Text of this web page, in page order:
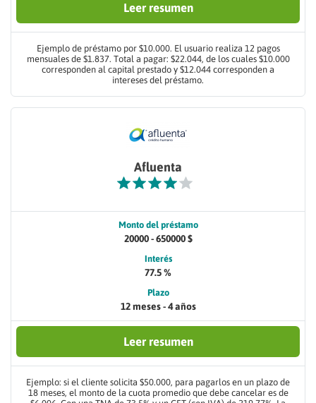
Leer resumen
Ejemplo de préstamo por $10.000. El usuario realiza 12 pagos
mensuales de $1.837. Total a pagar: $22.044, de los cuales $10.000
corresponden al capital prestado y $12.044 corresponden a
intereses del préstamo.
Afluenta
Monto del préstamo
20000 - 650000 $
Interés
77.5 %
Plazo
12 meses - 4 años
Leer resumen
Ejemplo: si el cliente solicita $50.000, para pagarlos en un plazo de
18 meses, el monto de la cuota promedio que debe cancelar es de